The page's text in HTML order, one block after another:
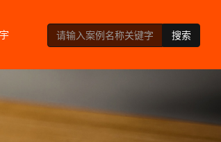
搜索